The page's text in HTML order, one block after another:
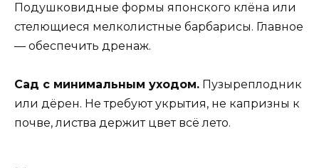
Подушковидные формы японского клёна или
стелющиеся мелколистные барбарисы. Главное
— обеспечить дренаж.
Сад с минимальным уходом. Пузыреплодник
или дёрен. Не требуют укрытия, не капризны к
почве, листва держит цвет всё лето.